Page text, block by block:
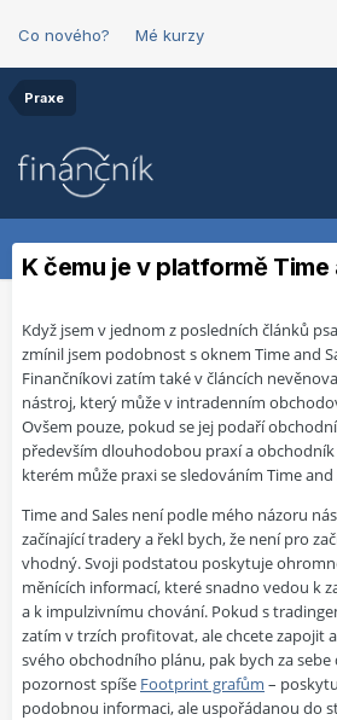
Co nového? Mé kurzy
Praxe
K čemu je v platformě Time
Když jsem v jednom z posledních článků
zmínil jsem podobnost s oknem Time and
Finančníkovi zatím také v článcích
nástroj, který může v intradenním
Ovšem pouze, pokud se jej podaří
především dlouhodobou praxí a
kterém může praxi se sledováním Time and
Time and Sales není podle mého názoru
začínající tradery a řekl bych, že není pro
vhodný. Svoji podstatou poskytuje
měnících informací, které snadno vedou k
a k impulzivnímu chování. Pokud s
zatím v trzích profitovat, ale chcete zapojit
svého obchodního plánu, pak bych za
pozornost spíše Footprint grafům –
podobnou informaci, ale uspořádanou do